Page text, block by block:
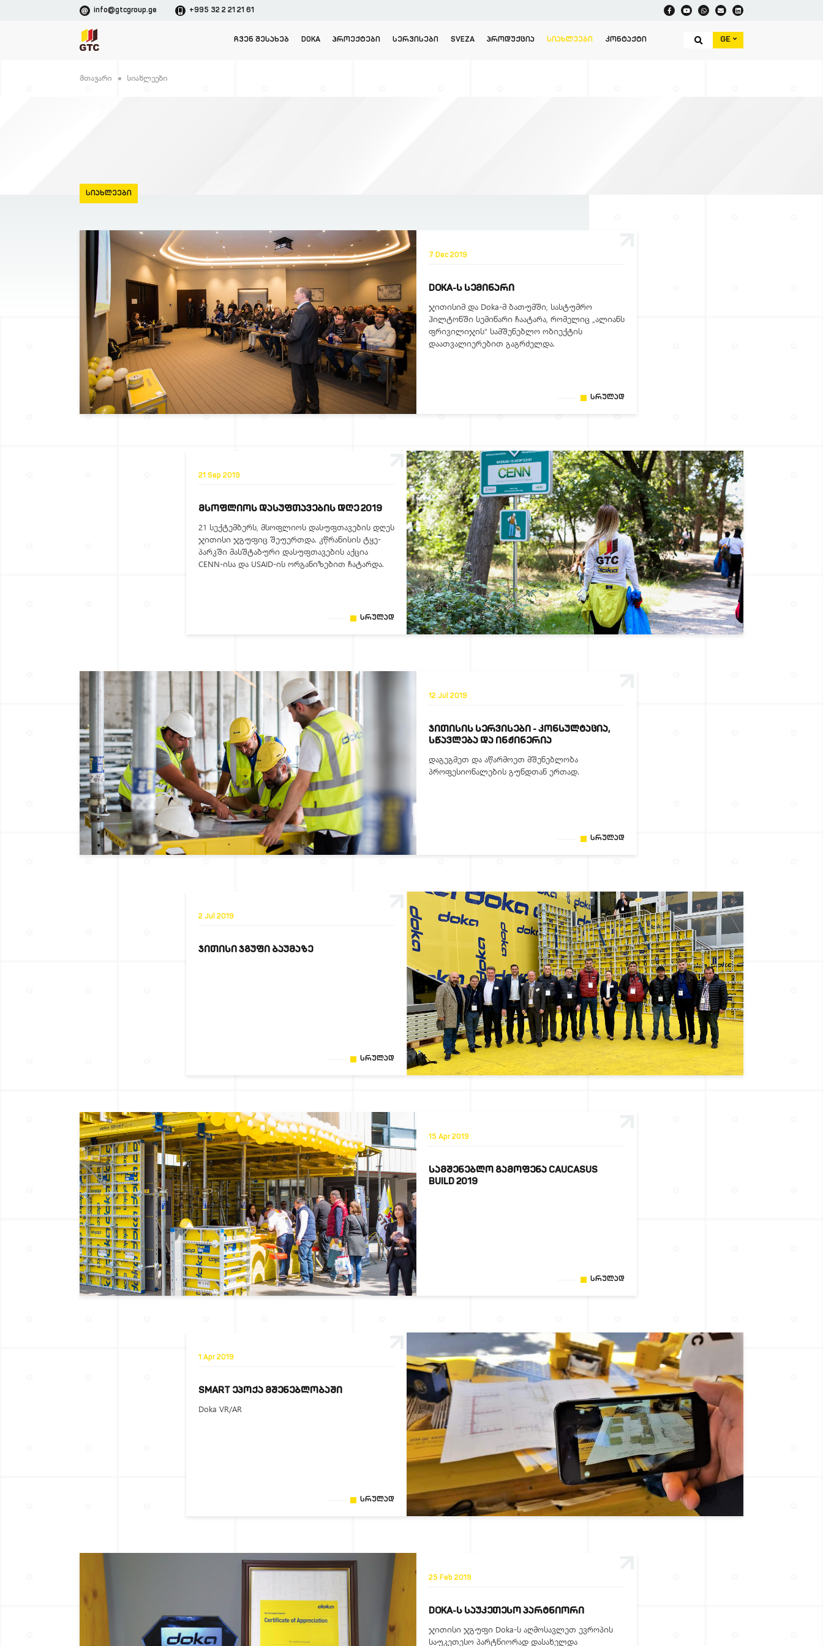
info@gtcgroup.ge +995 32 2 21 21 61
ᲩᲕᲔᲜ ᲨᲔᲡᲐᲮᲔᲑ DOKA ᲞᲠᲝᲔᲥᲢᲔᲑᲘ ᲡᲔᲠᲕᲘᲡᲔᲑᲘ SVEZA ᲞᲠᲝᲓᲣᲥᲪᲘᲐ ᲡᲘᲐᲮᲚᲔᲔᲑᲘ ᲙᲝᲜᲢᲐᲥᲢᲘ GE
Მთავარი Სიახლეები
ᲡᲘᲐᲮᲚᲔᲔᲑᲘ
7 Dec 2019
DOKA-Ს ᲡᲔᲛᲘᲜᲐᲠᲘ
ჯითისიმ და Doka-მ ბათუმში, სასტუმრო
ჰილტონში სემინარი ჩაატარა, რომელიც „ალიანს
ფრივილიჯის“ სამშენებლო ობიექტის
დაათვალიერებით გაგრძელდა.
Სრულად
21 Sep 2019
ᲛᲡᲝᲤᲚᲘᲝᲡ ᲓᲐᲡᲣᲤᲗᲐᲕᲔᲑᲘᲡ ᲓᲦᲔ 2019
21 სექტემბერს, მსოფლიოს დასუფთავების დღეს
ჯითისი ჯგუფიც შეუერთდა. კწრანისის ტყე-
პარკში მასშტაბური დასუფთავების აქცია
CENN-ისა და USAID-ის ორგანიზებით ჩატარდა.
Სრულად
12 Jul 2019
ᲯᲘᲗᲘᲡᲘᲡ ᲡᲔᲠᲕᲘᲡᲔᲑᲘ - ᲙᲝᲜᲡᲣᲚᲢᲐᲪᲘᲐ,
ᲡᲬᲐᲕᲚᲔᲑᲐ ᲓᲐ ᲘᲜᲟᲘᲜᲔᲠᲘᲐ
დაგეგმეთ და აწარმოეთ მშენებლობა
პროფესიონალების გუნდთან ერთად.
Სრულად
2 Jul 2019
ᲯᲘᲗᲘᲡᲘ ᲯᲒᲣᲤᲘ ᲑᲐᲣᲛᲐᲖᲔ
Სრულად
15 Apr 2019
ᲡᲐᲛᲨᲔᲜᲔᲑᲚᲝ ᲒᲐᲛᲝᲤᲔᲜᲐ CAUCASUS
BUILD 2019
Სრულად
1 Apr 2019
SMART ᲔᲞᲝᲥᲐ ᲛᲨᲔᲜᲔᲑᲚᲝᲑᲐᲨᲘ
Doka VR/AR
Სრულად
25 Feb 2019
DOKA-Ს ᲡᲐᲣᲙᲔᲗᲔᲡᲝ ᲞᲐᲠᲢᲜᲘᲝᲠᲘ
ჯითისი ჯგუფი Doka-ს აღმოსავლეთ ევროპის
საუკეთესო პარტნიორად დასახელდა